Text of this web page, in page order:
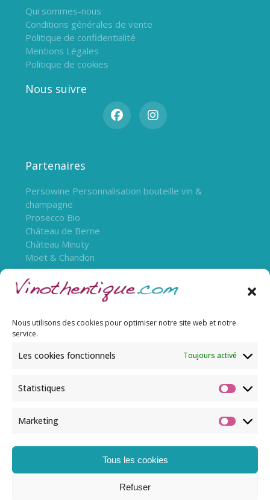
Nous utilisons des cookies pour optimiser notre site web et notre
service.
Les cookies fonctionnels Toujours activé
Statistiques
Marketing
Tous les cookies
Refuser
Qui sommes-nous
Conditions générales de vente
Politique de confidentialité
Mentions Légales
Politique de cookies
Nous suivre
Partenaires
Persowine Personnalisation bouteille vin &
champagne
Prosecco Bio
Château de Berne
Château Minuty
Moët & Chandon
L’abus d’alcool est dangereux pour la santé, à
© Copyright 2022 Vinothentique. Tous droits